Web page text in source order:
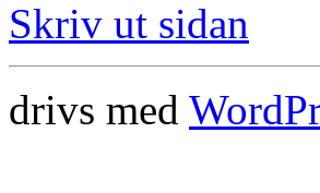
Skriv ut sidan
drivs med